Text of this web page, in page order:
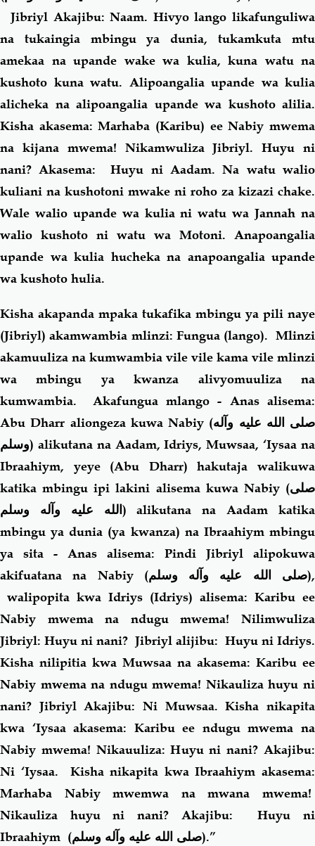
Jibriyl Akajibu: Naam. Hivyo lango likafunguliwa
na tukaingia mbingu ya dunia, tukamkuta mtu
amekaa na upande wake wa kulia, kuna watu na
kushoto kuna watu. Alipoangalia upande wa kulia
alicheka na alipoangalia upande wa kushoto alilia.
Kisha akasema: Marhaba (Karibu) ee Nabiy mwema
na kijana mwema! Nikamwuliza Jibriyl. Huyu ni
nani? Akasema: Huyu ni Aadam. Na watu walio
kuliani na kushotoni mwake ni roho za kizazi chake.
Wale walio upande wa kulia ni watu wa Jannah na
walio kushoto ni watu wa Motoni. Anapoangalia
upande wa kulia hucheka na anapoangalia upande
wa kushoto hulia.
Kisha akapanda mpaka tukafika mbingu ya pili naye
(Jibriyl) akamwambia mlinzi: Fungua (lango). Mlinzi
akamuuliza na kumwambia vile vile kama vile mlinzi
wa mbingu ya kwanza alivyomuuliza na
kumwambia. Akafungua mlango - Anas alisema:
Abu Dharr aliongeza kuwa Nabiy (صلى الله عليه وآله
وسلم) alikutana na Aadam, Idriys, Muwsaa, ‘Iysaa na
Ibraahiym, yeye (Abu Dharr) hakutaja walikuwa
katika mbingu ipi lakini alisema kuwa Nabiy (صلى
الله عليه وآله وسلم ) alikutana na Aadam katika
mbingu ya dunia (ya kwanza) na Ibraahiym mbingu
ya sita - Anas alisema: Pindi Jibriyl alipokuwa
akifuatana na Nabiy (صلى الله عليه وآله وسلم),
walipopita kwa Idriys (Idriys) alisema: Karibu ee
Nabiy mwema na ndugu mwema! Nilimwuliza
Jibriyl: Huyu ni nani? Jibriyl alijibu: Huyu ni Idriys.
Kisha nilipitia kwa Muwsaa na akasema: Karibu ee
Nabiy mwema na ndugu mwema! Nikauliza huyu ni
nani? Jibriyl Akajibu: Ni Muwsaa. Kisha nikapita
kwa ‘Iysaa akasema: Karibu ee ndugu mwema na
Nabiy mwema! Nikauuliza: Huyu ni nani? Akajibu:
Ni ‘Iysaa. Kisha nikapita kwa Ibraahiym akasema:
Marhaba Nabiy mwemwa na mwana mwema!
Nikauliza huyu ni nani? Akajibu: Huyu ni
Ibraahiym (صلى الله عليه وآله وسلم).”